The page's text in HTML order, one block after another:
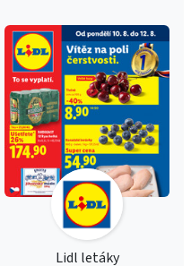
Lidl letáky